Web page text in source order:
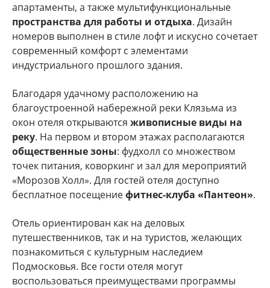
апартаменты, а также мультифункциональные
пространства для работы и отдыха. Дизайн
номеров выполнен в стиле лофт и искусно сочетает
современный комфорт с элементами
индустриального прошлого здания.
Благодаря удачному расположению на
благоустроенной набережной реки Клязьма из
окон отеля открываются живописные виды на
реку. На первом и втором этажах располагаются
общественные зоны: фудхолл со множеством
точек питания, коворкинг и зал для мероприятий
«Морозов Холл». Для гостей отеля доступно
бесплатное посещениефитнес-клуба «Пантеон».
Отель ориентирован как на деловых
путешественников, так и на туристов, желающих
познакомиться с культурным наследием
Подмосковья. Все гости отеля могут
воспользоваться преимуществами программы